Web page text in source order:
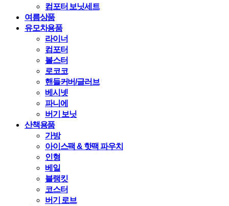
컴포터 보닛세트
여름상품
유모차용품
라이너
컴포터
볼스터
로코코
핸들커버/글러브
베시넷
파니에
버기 보닛
산책용품
가방
아이스팩 & 핫팩 파우치
인형
베일
블랭킷
코스터
버기 로브